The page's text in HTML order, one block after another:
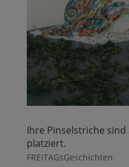
Ihre Pinselstriche
platziert.
FREITAGsGeschichten